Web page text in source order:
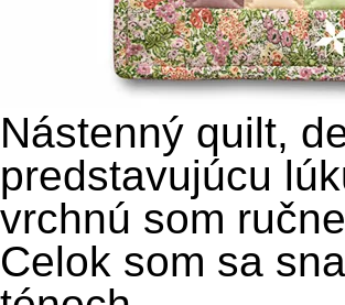
Nástenný quilt,
predstavujúcu
vrchnú som
Celok som sa